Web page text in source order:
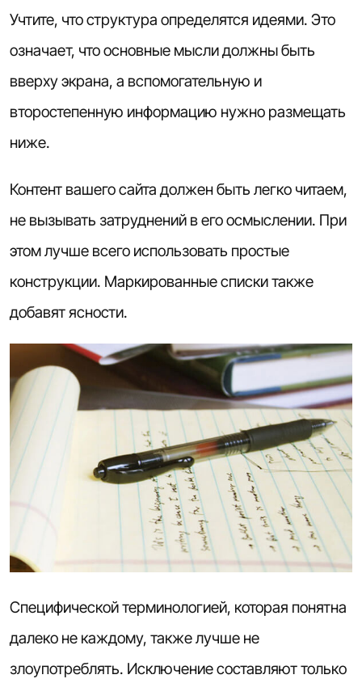
Учтите, что структура определятся идеями. Это
означает, что основные мысли должны быть
вверху экрана, а вспомогательную и
второстепенную информацию нужно размещать
ниже.
Контент вашего сайта должен быть легко читаем,
не вызывать затруднений в его осмыслении. При
этом лучше всего использовать простые
конструкции. Маркированные списки также
добавят ясности.
Специфической терминологией, которая понятна
далеко не каждому, также лучше не
злоупотреблять. Исключение составляют только